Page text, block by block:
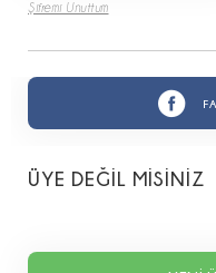
Şifremi Unuttum
ÜYE DEĞİL MİSİNİZ